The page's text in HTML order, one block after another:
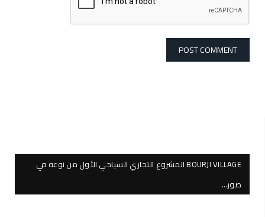
BOURJI VILLAGE المشروع التجاري السياحي الأول من نوعه في
صور…